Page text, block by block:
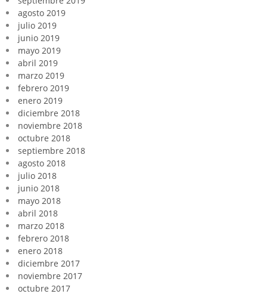
agosto 2019
julio 2019
junio 2019
mayo 2019
abril 2019
marzo 2019
febrero 2019
enero 2019
diciembre 2018
noviembre 2018
octubre 2018
septiembre 2018
agosto 2018
julio 2018
junio 2018
mayo 2018
abril 2018
marzo 2018
febrero 2018
enero 2018
diciembre 2017
noviembre 2017
octubre 2017